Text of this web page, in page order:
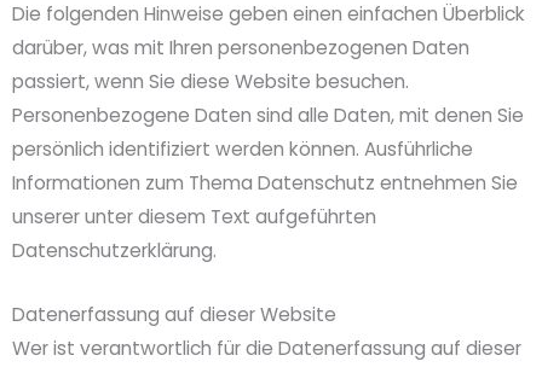
Die folgenden Hinweise geben einen einfachen Überblick
darüber, was mit Ihren personenbezogenen Daten
passiert, wenn Sie diese Website besuchen.
Personenbezogene Daten sind alle Daten, mit denen Sie
persönlich identifiziert werden können. Ausführliche
Informationen zum Thema Datenschutz entnehmen Sie
unserer unter diesem Text aufgeführten
Datenschutzerklärung.
Datenerfassung auf dieser Website
Wer ist verantwortlich für die Datenerfassung auf dieser